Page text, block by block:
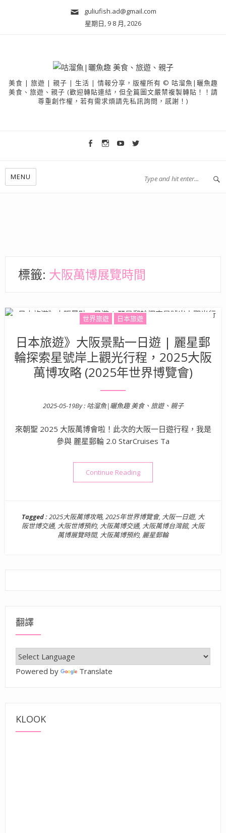
guliufish.ad@gmail.com
星期日, 9 8 月, 2026
美食 | 旅遊 | 親子 | 生活 | 情報分享，版權所有 © 咕溜魚|曬魚趣
美食、旅遊、親子 (歡迎轉貼連結，但全篇圖文嚴禁複製轉貼！！請
尊重創作權，若有需求煩請先私訊詢問，感謝！)
MENU
標籤: 大阪萬博展覽時間
世界旅遊 日本旅遊
日本旅遊》大阪景點一日遊 | 麗星郵
輪探索星號岸上觀光行程，2025大阪
萬博攻略 (2025年世界博覽會)
Posted on
2025-05-19By : 咕溜魚|曬魚趣 美食、旅遊、親子
來朝聖 2025 大阪萬博會啦！此次的大阪一日遊行程，我是
參與 麗星郵輪 2.0 StarCruises Ta
Continue Reading“日本旅遊》大阪景點一日遊
Tagged :2025大阪萬博攻略, 2025年世界博覽會, 大阪一日遊, 大
阪世博交通, 大阪世博預約, 大阪萬博交通, 大阪萬博台灣館, 大阪
萬博展覽時間, 大阪萬博預約, 麗星郵輪
翻譯
Powered by Translate
KLOOK